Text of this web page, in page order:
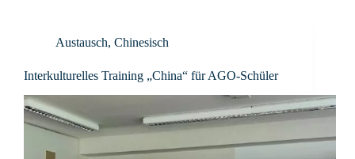
Austausch, Chinesisch
Interkulturelles Training „China“ für AGO-Schüler